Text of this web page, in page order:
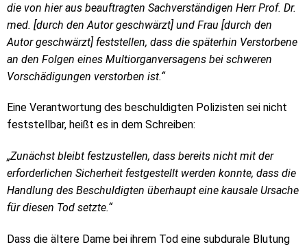
die von hier aus beauftragten Sachverständigen Herr Prof. Dr.
med. [durch den Autor geschwärzt] und Frau [durch den
Autor geschwärzt] feststellen, dass die späterhin Verstorbene
an den Folgen eines Multiorganversagens bei schweren
Vorschädigungen verstorben ist.“
Eine Verantwortung des beschuldigten Polizisten sei nicht
feststellbar, heißt es in dem Schreiben:
„Zunächst bleibt festzustellen, dass bereits nicht mit der
erforderlichen Sicherheit festgestellt werden konnte, dass die
Handlung des Beschuldigten überhaupt eine kausale Ursache
für diesen Tod setzte.“
Dass die ältere Dame bei ihrem Tod eine subdurale Blutung